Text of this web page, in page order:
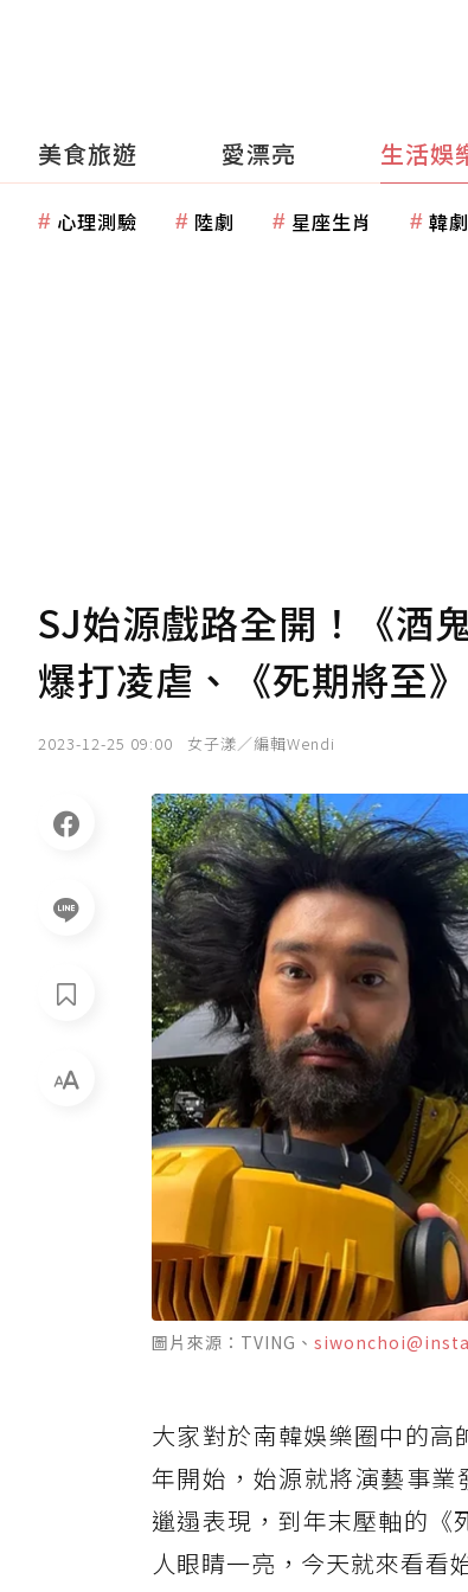
美食旅遊 愛漂亮 生活娛
心理測驗 陸劇 星座生肖 韓劇
SJ始源戲路全開！《酒
爆打凌虐、《死期將至
2023-12-25 09:00 女子漾／編輯Wendi
圖片來源：TVING、
大家對於南韓娛樂圈中的
年開始，始源就將演藝事
邋遢表現，到年末壓軸的《
人眼睛一亮，今天就來看看